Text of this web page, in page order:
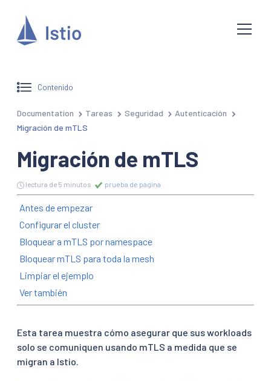
Contenido
Documentation Tareas Seguridad
Autenticación
Migración de mTLS
Migración de mTLS
lectura de 5 minutos prueba de página
Antes de empezar
Configurar el cluster
Bloquear a mTLS por namespace
Bloquear mTLS para toda la mesh
Limpiar el ejemplo
Ver también
Esta tarea muestra cómo asegurar que sus workloads
solo se comuniquen usando mTLS a medida que se
migran a Istio.